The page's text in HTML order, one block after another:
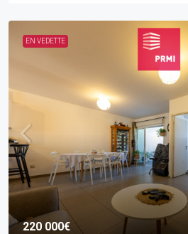
EN VEDETTE
220 000€